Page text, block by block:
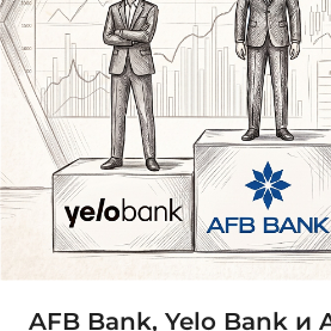
AFB Bank, Yelo Bank и